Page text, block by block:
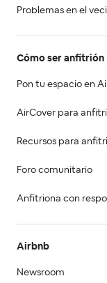
Problemas en el
Cómo ser anfitrión
Pon tu espacio en
AirCover para
Recursos para
Foro comunitario
Anfitriona con
Airbnb
Newsroom